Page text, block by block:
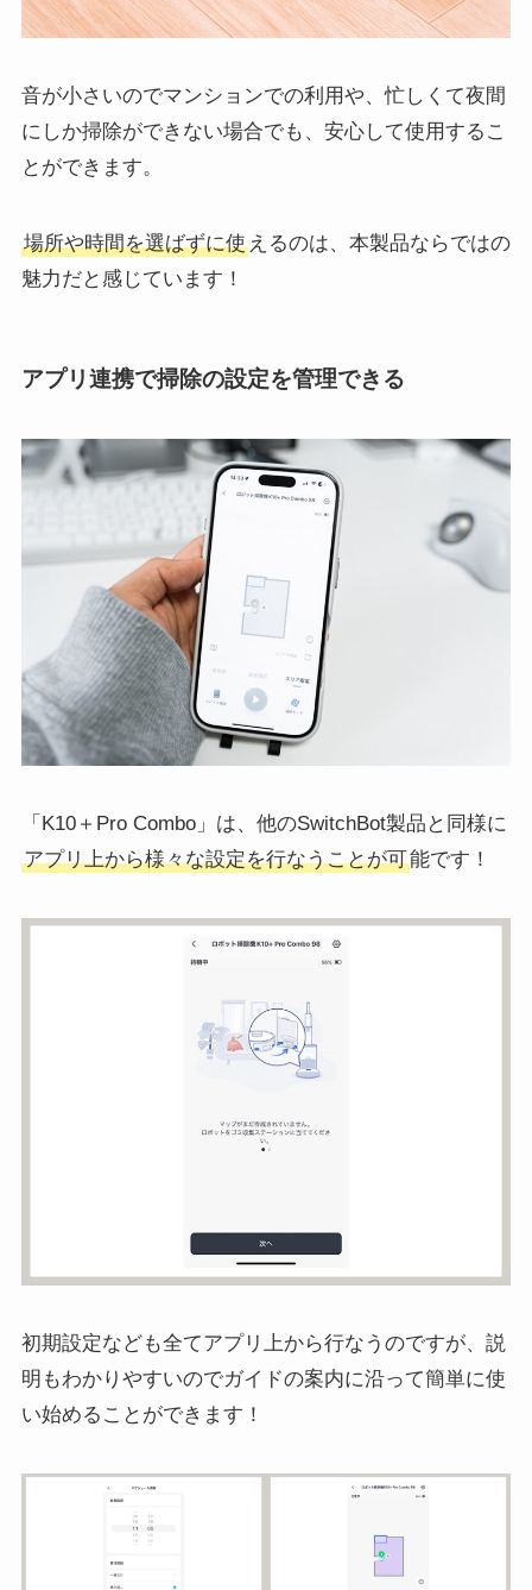
音が小さいのでマンションでの利用や、忙しくて夜間
にしか掃除ができない場合でも、安心して使用するこ
とができます。
場所や時間を選ばずに使えるのは、本製品ならではの
魅力だと感じています！
アプリ連携で掃除の設定を管理できる
「K10＋Pro Combo」は、他のSwitchBot製品と同様に
アプリ上から様々な設定を行なうことが可能です！
初期設定なども全てアプリ上から行なうのですが、説
明もわかりやすいのでガイドの案内に沿って簡単に使
い始めることができます！